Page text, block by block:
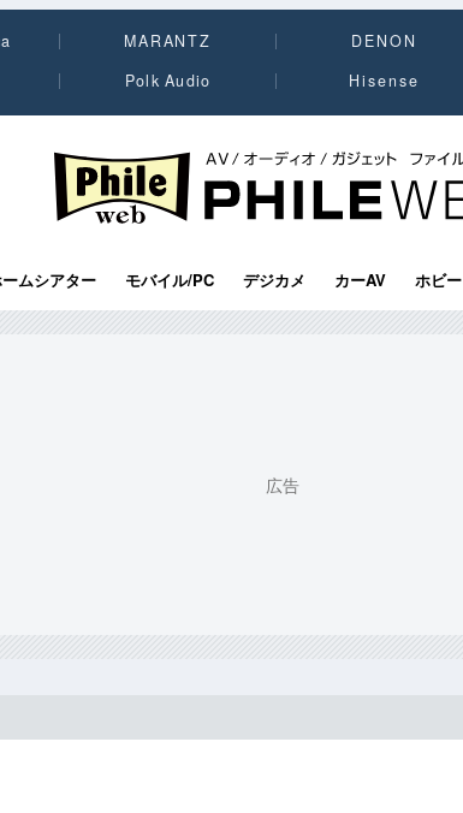
MARANTZ DENON
Polk Audio Hisense
PHILE WEB｜AV/オーディオ/ガジェット
ムシアター モバイル/PC デジカメ カーAV ホビー